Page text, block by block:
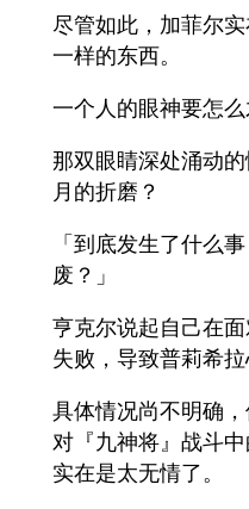
尽管如此，加菲尔
一样的东西。
一个人的眼神要怎
那双眼睛深处涌动
月的折磨？
「到底发生了什么
废？」
亨克尔说起自己在
失败，导致普莉希拉
具体情况尚不明确
对『九神将』战斗
实在是太无情了。